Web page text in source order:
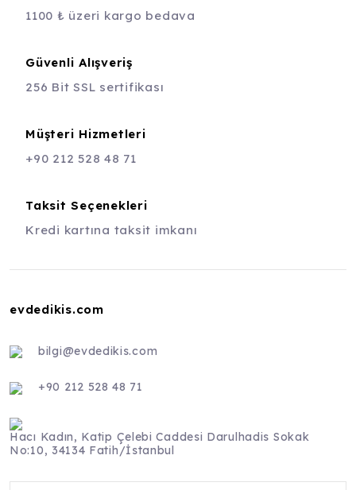
1100 ₺ üzeri kargo bedava
Güvenli Alışveriş
256 Bit SSL sertifikası
Müşteri Hizmetleri
+90 212 528 48 71
Taksit Seçenekleri
Kredi kartına taksit imkanı
evdedikis.com
bilgi@evdedikis.com
+90 212 528 48 71
Hacı Kadın, Katip Çelebi Caddesi Darulhadis Sokak
No:10, 34134 Fatih/İstanbul